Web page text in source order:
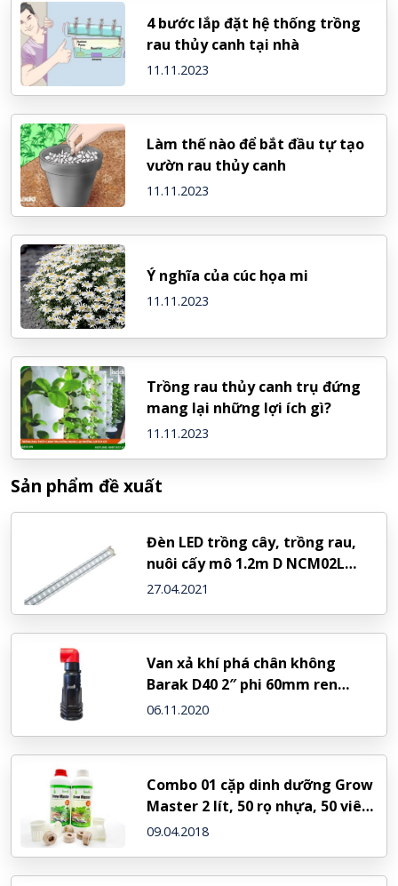
4 bước lắp đặt hệ thống trồng
rau thủy canh tại nhà
11.11.2023
Làm thế nào để bắt đầu tự tạo
vườn rau thủy canh
11.11.2023
Ý nghĩa của cúc họa mi
11.11.2023
Trồng rau thủy canh trụ đứng
mang lại những lợi ích gì?
11.11.2023
Sản phẩm đề xuất
Đèn LED trồng cây, trồng rau,
nuôi cấy mô 1.2m D NCM02L
60/10W (Rạng Đông)
27.04.2021
Van xả khí phá chân không
Barak D40 2″ phi 60mm ren
trong – NDJ (Israel)
06.11.2020
Combo 01 cặp dinh dưỡng Grow
Master 2 lít, 50 rọ nhựa, 50 viên
nén xơ dừa
09.04.2018